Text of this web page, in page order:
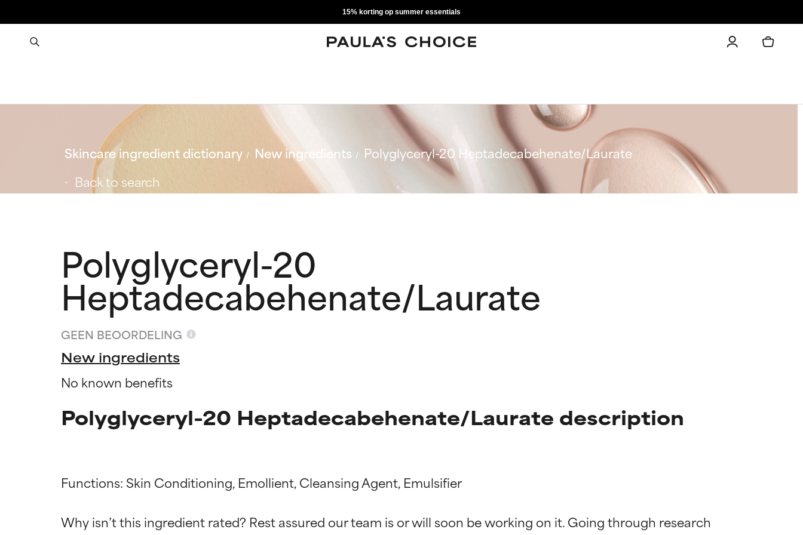
15% korting op summer essentials
Skincare ingredient dictionary New ingredients
Polyglyceryl-20 Heptadecabehenate/Laurate
Back to search
Polyglyceryl-20
Heptadecabehenate/Laurate
GEEN BEOORDELING
New ingredients
No known benefits
Polyglyceryl-20 Heptadecabehenate/Laurate description
Functions: Skin Conditioning, Emollient, Cleansing Agent, Emulsifier
Why isn’t this ingredient rated? Rest assured our team is or will soon be working on it. Going through research
Beoordelingen van ingrediënten
Beoordelingen van ingrediënten